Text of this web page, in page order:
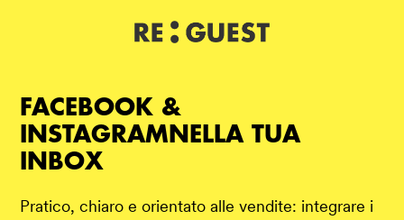
FACEBOOK &
INSTAGRAMNELLA TUA
INBOX
Pratico, chiaro e orientato alle vendite: integrare i